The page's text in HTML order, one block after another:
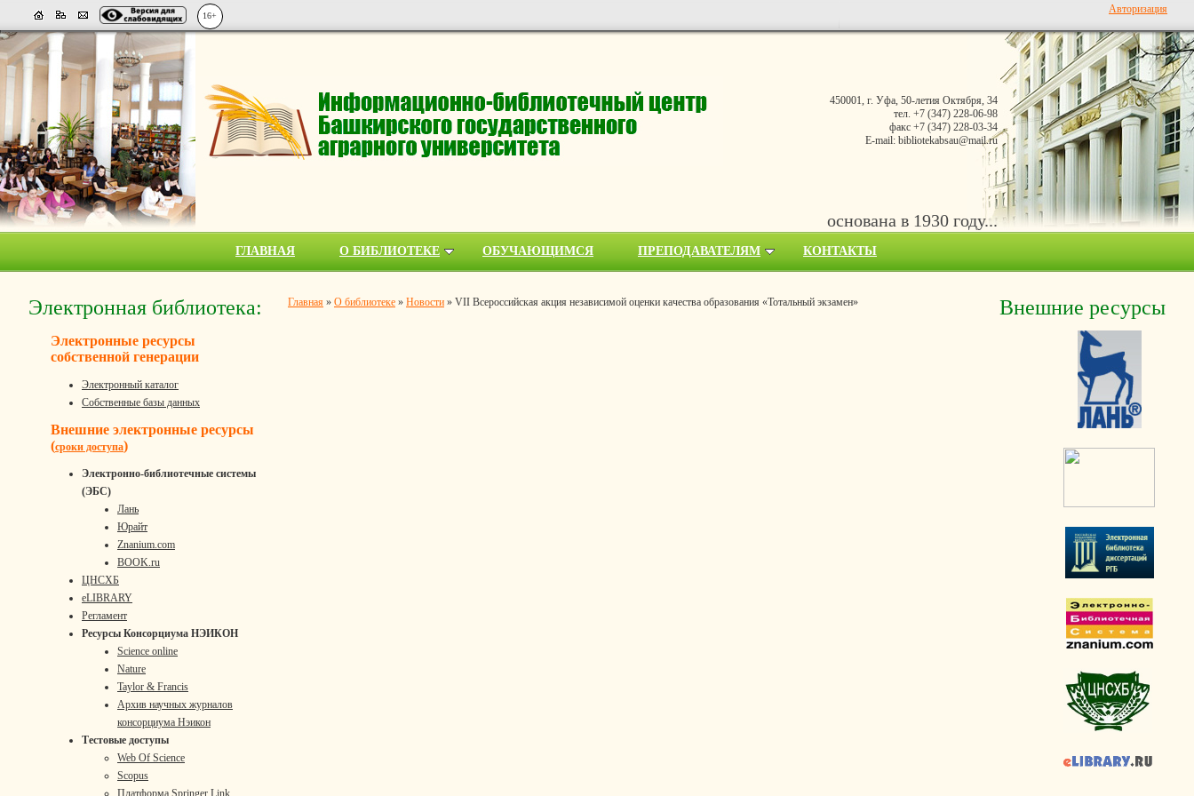
16+
Авторизация
450001, г. Уфа, 50-летия Октября, 34
тел. +7 (347) 228-06-98
факс +7 (347) 228-03-34
E-mail: bibliotekabsau@mail.ru
основана в 1930 году...
ГЛАВНАЯ О БИБЛИОТЕКЕ ОБУЧАЮЩИМСЯ ПРЕПОДАВАТЕЛЯМ КОНТАКТЫ
Электронная библиотека:
Электронные ресурсы
собственной генерации
Электронный каталог
Собственные базы данных
Внешние электронные ресурсы
(сроки доступа)
Электронно-библиотечные системы
(ЭБС)
Лань
Юрайт
Znanium.com
BOOK.ru
ЦНСХБ
eLIBRARY
Регламент
Ресурсы Консорциума НЭИКОН
Science online
Nature
Taylor & Francis
Архив научных журналов
консорциума Нэикон
Тестовые доступы
Web Of Science
Scopus
Платформа Springer Link
Главная » О библиотеке » Новости » VII Всероссийская акция независимой оценки качества образования «Тотальный экзамен» Внешние ресурсы